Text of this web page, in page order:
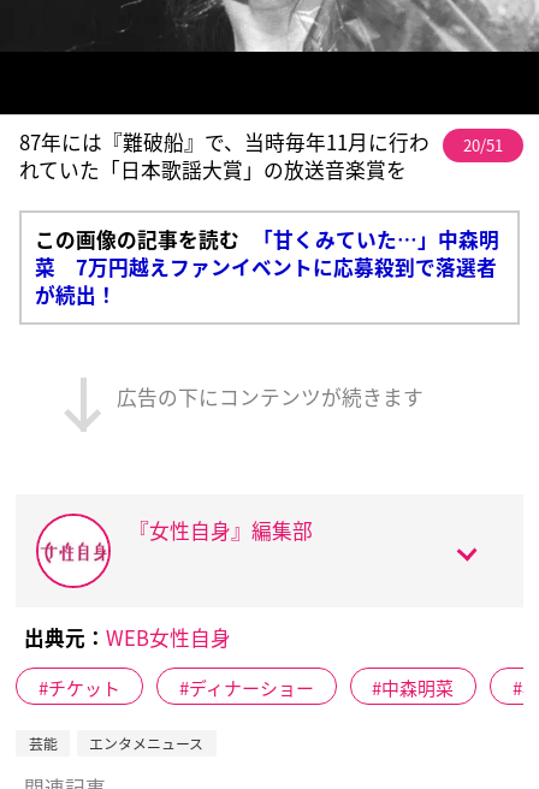
87年には『難破船』で、当時毎年11月に行わ
れていた「日本歌謡大賞」の放送音楽賞を
20/51
この画像の記事を読む
「甘くみていた…」中森明
菜 7万円越えファンイベントに応募殺到で落選者
が続出！
広告の下にコンテンツが続きます
『女性自身』編集部
出典元： WEB女性自身
チケット ディナーショー 中森明菜
芸能 エンタメニュース